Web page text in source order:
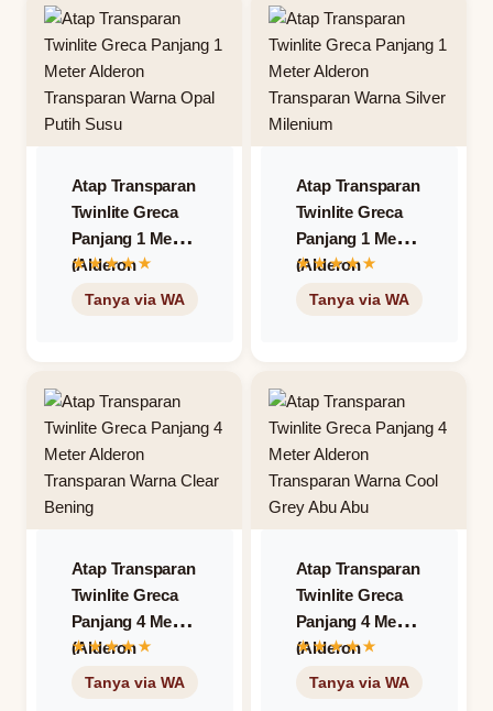
Atap Transparan
Twinlite Greca
Panjang 1 Meter
(Alderon
Transparan) –
Atap Transparan
Twinlite Greca
Panjang 1 Meter
(Alderon
Transparan) –
Atap Transparan
Twinlite Greca
Panjang 4 Meter
(Alderon
Transparan) –
Atap Transparan
Twinlite Greca
Panjang 4 Meter
(Alderon
Transparan) –